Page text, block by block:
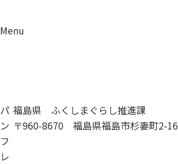
Menu
パ
ン
フ
レ
福島県 ふくしまぐらし推進課
〒960-8670 福島県福島市杉妻町2-16